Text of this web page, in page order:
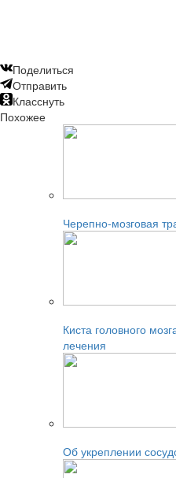
Поделиться
Отправить
Класснуть
Похожее
Черепно-мозговая
Киста головного
лечения
Об укреплении